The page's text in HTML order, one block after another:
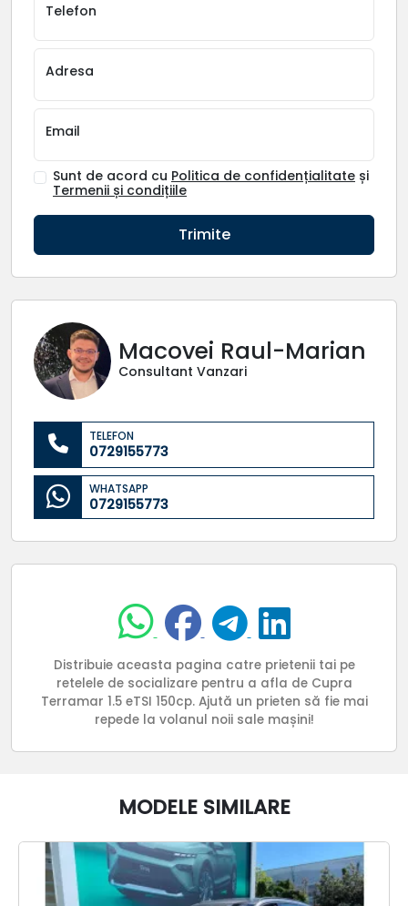
Telefon
Adresa
Email
Sunt de acord cu Politica de confidențialitate și
Termenii și condițiile
Trimite
Macovei Raul-Marian
Consultant Vanzari
TELEFON
0729155773
WHATSAPP
0729155773
Distribuie aceasta pagina catre prietenii tai pe
retelele de socializare pentru a afla de Cupra
Terramar 1.5 eTSI 150cp. Ajută un prieten să fie mai
repede la volanul noii sale mașini!
MODELE SIMILARE